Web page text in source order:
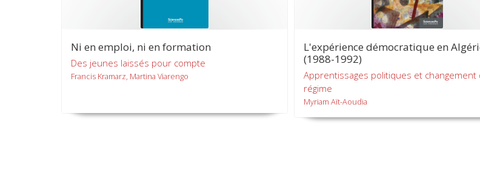
Ni en emploi, ni en formation
Des jeunes laissés pour compte
Francis Kramarz, Martina Viarengo
L'expérience démocratique en
(1988-1992)
Apprentissages politiques et changement
régime
Myriam Aït-Aoudia